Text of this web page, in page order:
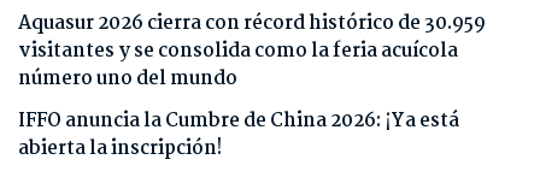
Aquasur 2026 cierra con récord histórico de 30.959
visitantes y se consolida como la feria acuícola
número uno del mundo
IFFO anuncia la Cumbre de China 2026: ¡Ya está
abierta la inscripción!